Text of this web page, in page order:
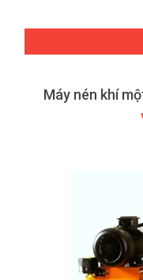
Máy nén khí